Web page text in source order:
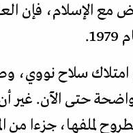
مع الإسلام، فإن
امتلاك سلاح نووي،
حتى الآن. غير
لملفها، جزءا من